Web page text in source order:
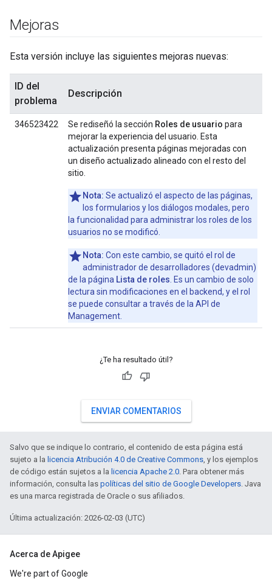
Mejoras
Esta versión incluye las siguientes mejoras nuevas:
ID del
problema
Descripción
346523422 Se rediseñó la sección Roles de usuario para
mejorar la experiencia del usuario. Esta
actualización presenta páginas mejoradas con
un diseño actualizado alineado con el resto del
sitio.
Nota: Se actualizó el aspecto de las páginas,
los formularios y los diálogos modales, pero
la funcionalidad para administrar los roles de los
usuarios no se modificó.
Nota: Con este cambio, se quitó el rol de
administrador de desarrolladores (devadmin)
de la página Lista de roles . Es un cambio de solo
lectura sin modificaciones en el backend, y el rol
se puede consultar a través de la API de
Management.
¿Te ha resultado útil?
ENVIAR COMENTARIOS
Salvo que se indique lo contrario, el contenido de esta página está
sujeto a la licencia Atribución 4.0 de Creative Commons, y los ejemplos
de código están sujetos a la licencia Apache 2.0. Para obtener más
información, consulta las políticas del sitio de Google Developers. Java
es una marca registrada de Oracle o sus afiliados.
Última actualización: 2026-02-03 (UTC)
Acerca de Apigee
We're part of Google